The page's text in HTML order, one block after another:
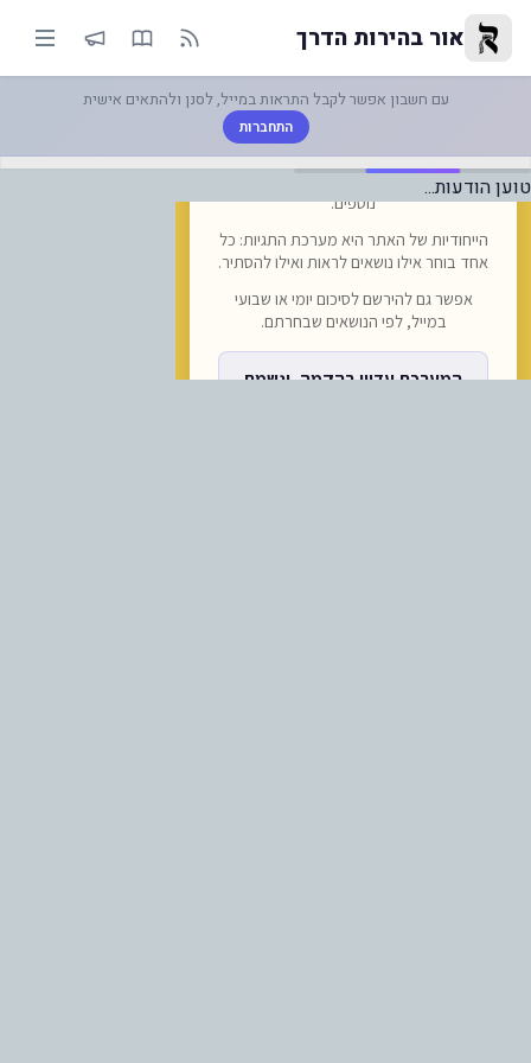
האם בקרוב יתווספו קרונות
אור בהירות הדרך
עם חשבון אפשר לקבל התראות במייל, לסנן ולהתאים אישית
התחברות
טוען הודעות...